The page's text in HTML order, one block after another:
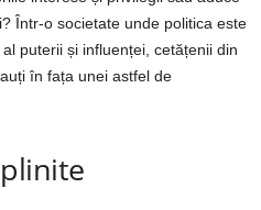
Într-o societate unde politica este
puterii și influenței, cetățenii din
în fața unei astfel de